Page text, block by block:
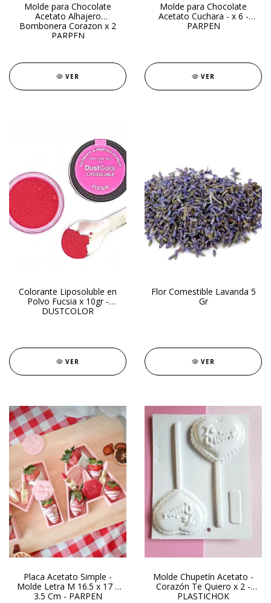
Molde para Chocolate
Acetato Alhajero
Bombonera Corazon x 2
PARPEN
VER
Molde para Chocolate
Acetato Cuchara - x 6 -
PARPEN
VER
Colorante Liposoluble en
Polvo Fucsia x 10gr -
DUSTCOLOR
VER
Flor Comestible Lavanda 5
Gr
VER
Placa Acetato Simple -
Molde Letra M 16.5 x 17 x
3.5 Cm - PARPEN
Molde Chupetín Acetato -
Corazón Te Quiero x 2 -
PLASTICHOK